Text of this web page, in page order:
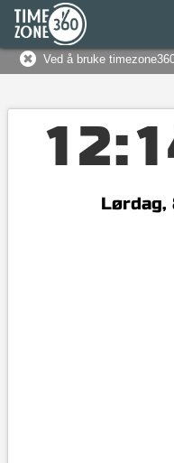
Ved å bruke
12:1
Lørdag,